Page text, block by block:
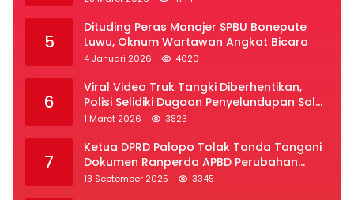
5
Dituding Peras Manajer SPBU Bonepute
Luwu, Oknum Wartawan Angkat Bicara
4 Januari 2026 4020
6
Viral Video Truk Tangki Diberhentikan,
Polisi Selidiki Dugaan Penyelundupan Solar
Subsidi di Palopo
1 Maret 2026 3823
7
Ketua DPRD Palopo Tolak Tanda Tangani
Dokumen Ranperda APBD Perubahan
2025
13 September 2025 3345